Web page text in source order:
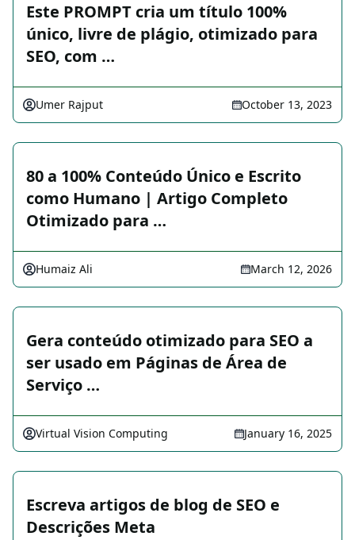
Este PROMPT cria um título 100%
único, livre de plágio, otimizado para
SEO, com …
Umer Rajput October 13, 2023
80 a 100% Conteúdo Único e Escrito
como Humano | Artigo Completo
Otimizado para …
Humaiz Ali March 12, 2026
Gera conteúdo otimizado para SEO a
ser usado em Páginas de Área de
Serviço …
Virtual Vision Computing January 16, 2025
Escreva artigos de blog de SEO e
Descrições Meta